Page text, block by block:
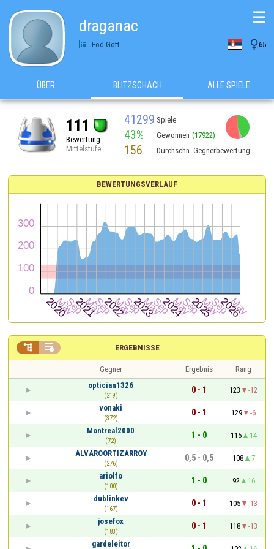
draganac
Fod-Gott 65
☰
ÜBER BLITZSCHACH ALLE SPIELE
111
Bewertung
Mittelstufe
41299 Spiele
43% Gewonnen (17922)
156 Durchschn. Gegnerbewertung
BEWERTUNGSVERLAUF
ERGEBNISSE
 
Gegner Ergebnis
Rang
optician1326
(219)
0 - 1 123
-12
vonaki
(372)
0 - 1 129
-6
Montreal2000
(72)
1 - 0 115
14
ALVAROORTIZARROY
(276)
0,5 - 0,5 108
7
ariolfo
(100)
1 - 0 92
16
dublinkev
(167)
0 - 1 105
-13
josefox
(183)
0 - 1 118
-13
gardeleitor